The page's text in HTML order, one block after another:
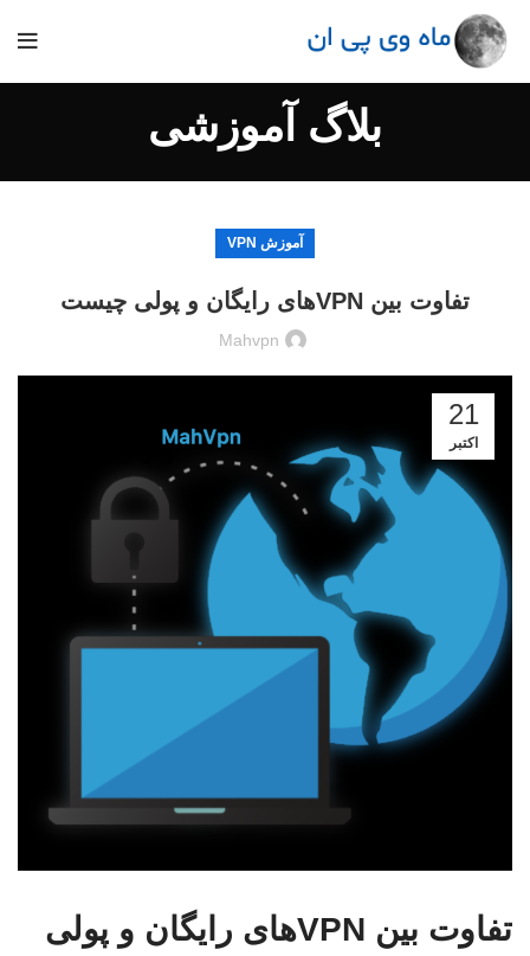
بلاگ آموزشی
آموزش VPN
تفاوت بین VPN‌های رایگان و پولی چیست
Mahvpn
21
اکتبر
تفاوت بین VPN‌های رایگان و پولی